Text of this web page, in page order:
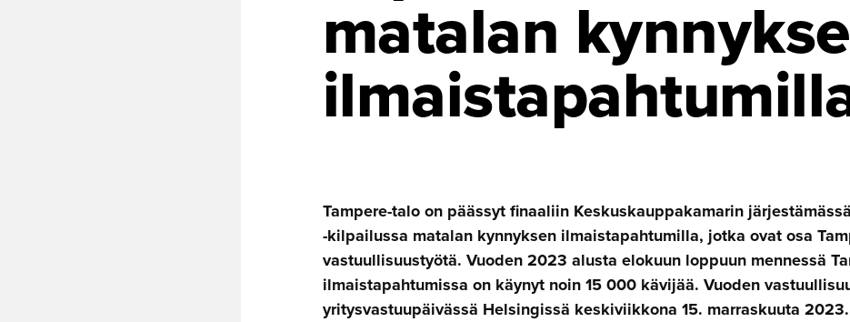
matalan
Tampere-talo on päässyt finaaliin Keskuskauppakamarin
-kilpailussa matalan kynnyksen ilmaistapahtumilla, jotka ovat osa
vastuullisuustyötä. Vuoden 2023 alusta elokuun loppuun mennessä
ilmaistapahtumissa on käynyt noin 15 000 kävijää. Vuoden
yritysvastuupäivässä Helsingissä keskiviikkona 15. marraskuuta 2023.